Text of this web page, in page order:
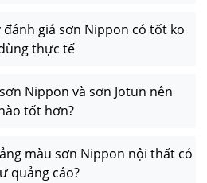
đánh giá sơn Nippon có tốt ko
thực tế
Nippon và sơn Jotun nên
tốt hơn?
màu sơn Nippon nội thất có
quảng cáo?